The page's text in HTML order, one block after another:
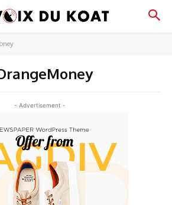
- Advertisement -